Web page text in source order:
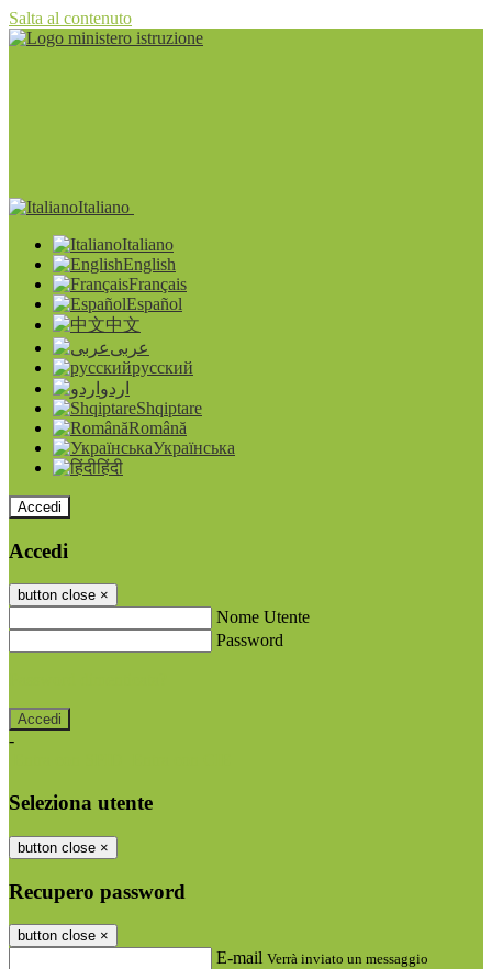
Salta al contenuto
Italiano
Italiano
English
Français
Español
中文
عربى
русский
اردو
Shqiptare
Română
Українська
हिंदी
Accedi
Accedi
button close ×
Nome Utente
Password
-
Seleziona utente
button close ×
Recupero password
button close ×
E-mail Verrà inviato un messaggio